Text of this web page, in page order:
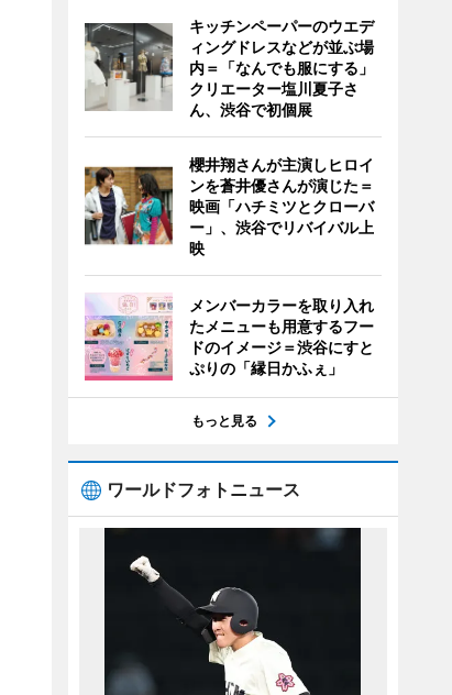
キッチンペーパーのウエデ
ィングドレスなどが並ぶ場
内＝「なんでも服にする」
クリエーター塩川夏子さ
ん、渋谷で初個展
櫻井翔さんが主演しヒロイ
ンを蒼井優さんが演じた＝
映画「ハチミツとクローバ
ー」、渋谷でリバイバル上
映
メンバーカラーを取り入れ
たメニューも用意するフー
ドのイメージ＝渋谷にすと
ぷりの「縁日かふぇ」
もっと見る
ワールドフォトニュース